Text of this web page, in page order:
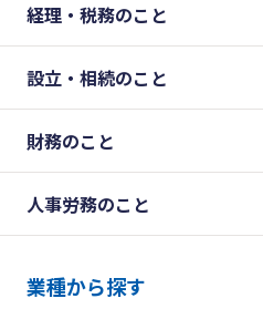
経理・税務のこと
設立・相続のこと
財務のこと
人事労務のこと
業種から探す